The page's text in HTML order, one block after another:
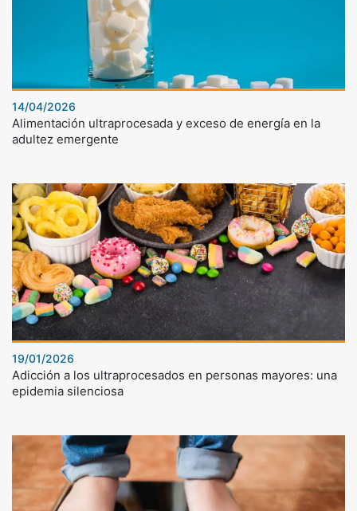
14/04/2026
Alimentación ultraprocesada y exceso de energía en la
adultez emergente
19/01/2026
Adicción a los ultraprocesados en personas mayores: una
epidemia silenciosa